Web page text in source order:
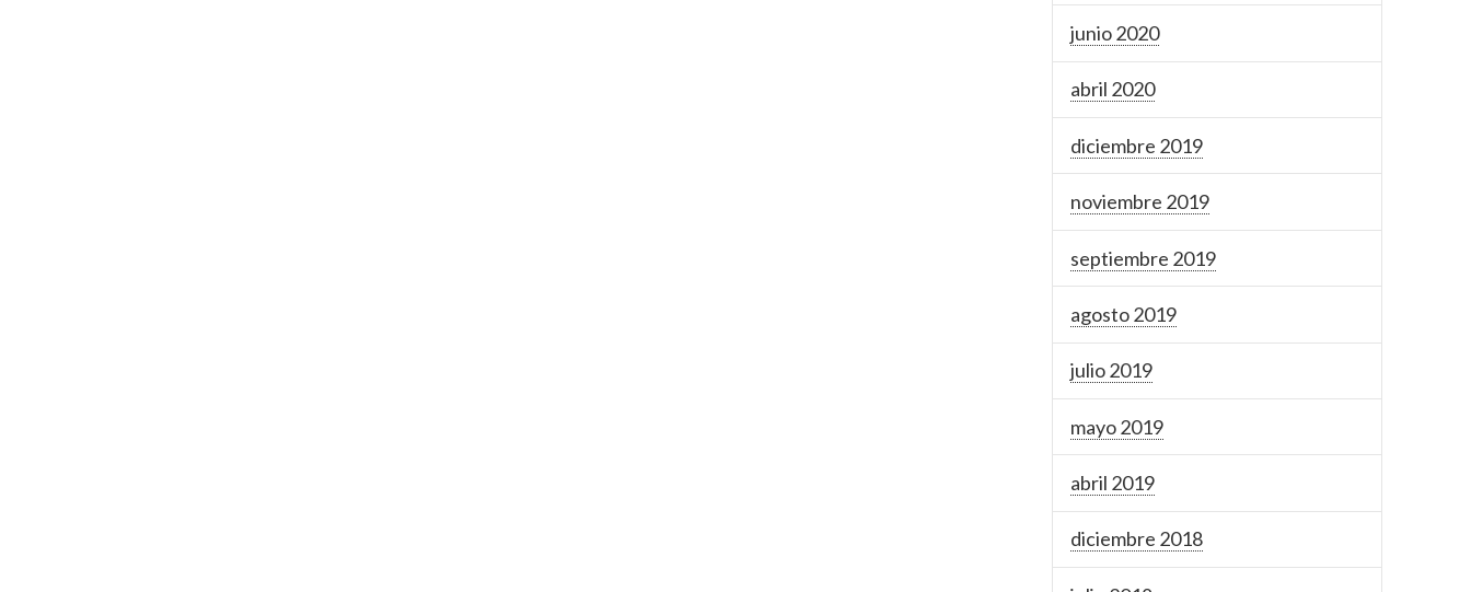
junio 2020
abril 2020
diciembre 2019
noviembre 2019
septiembre 2019
agosto 2019
julio 2019
mayo 2019
abril 2019
diciembre 2018